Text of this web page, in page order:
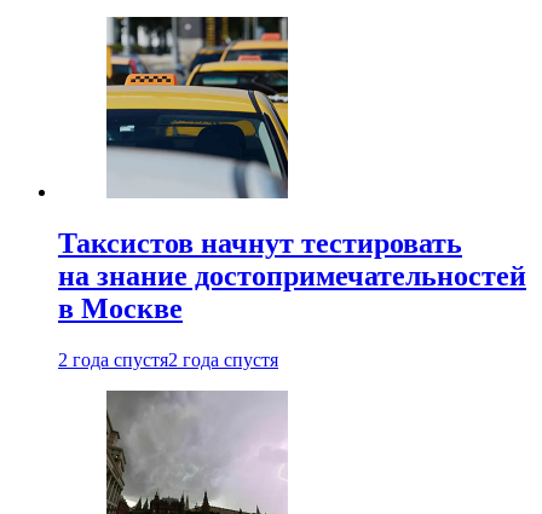
Таксистов начнут тестировать
на знание достопримечательностей
в Москве
2 года спустя2 года спустя